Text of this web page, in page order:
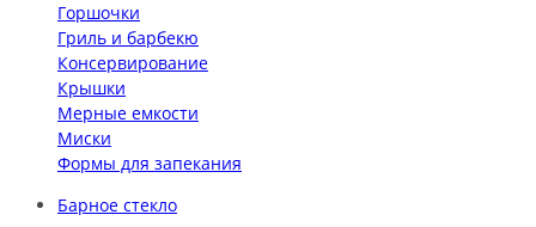
Горшочки
Гриль и барбекю
Консервирование
Крышки
Мерные емкости
Миски
Формы для запекания
Барное стекло